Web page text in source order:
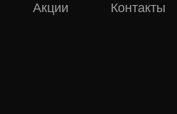
Акции Контакты